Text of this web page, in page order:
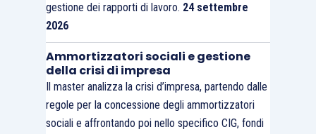
gestione dei rapporti di lavoro. 24 settembre
2026
Ammortizzatori sociali e gestione
della crisi di impresa
Il master analizza la crisi d’impresa, partendo dalle
regole per la concessione degli ammortizzatori
sociali e affrontando poi nello specifico CIG, fondi